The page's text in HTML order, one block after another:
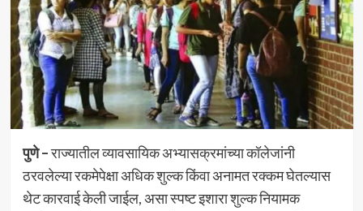
पुणे –राज्यातील व्यावसायिक अभ्यासक्रमांच्या कॉलेजांनी
ठरवलेल्या रकमेपेक्षा अधिक शुल्क किंवा अनामत रक्कम घेतल्यास
थेट कारवाई केली जाईल, असा स्पष्ट इशारा शुल्क नियामक